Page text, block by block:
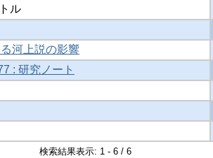
ル
河上説の影響
: 研究ノート
検索結果表示: 1 - 6 / 6